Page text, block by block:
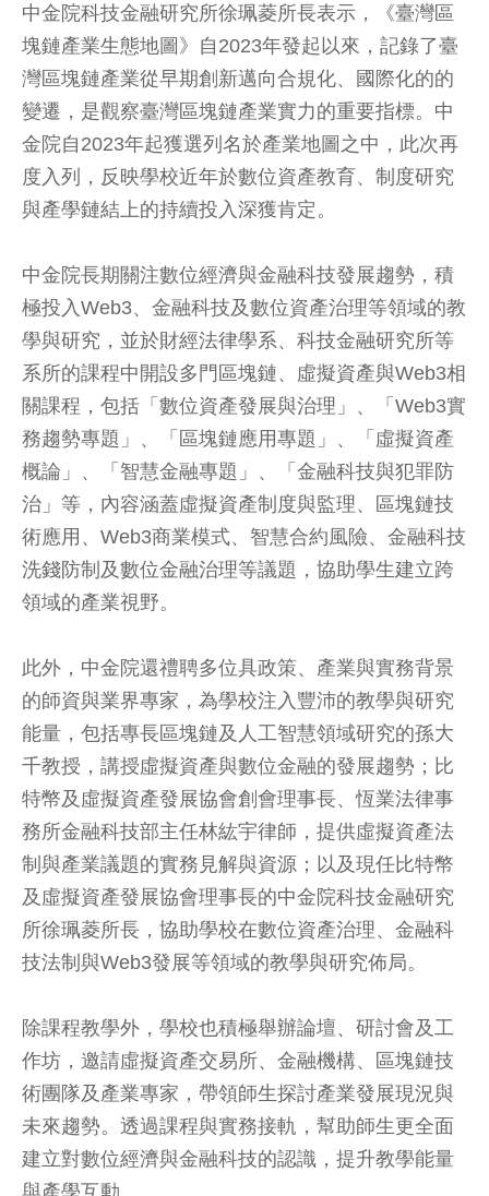
中金院科技金融研究所徐珮菱所長表示，《臺灣區
塊鏈產業生態地圖》自2023年發起以來，記錄了臺
灣區塊鏈產業從早期創新邁向合規化、國際化的的
變遷，是觀察臺灣區塊鏈產業實力的重要指標。中
金院自2023年起獲選列名於產業地圖之中，此次再
度入列，反映學校近年於數位資產教育、制度研究
與產學鏈結上的持續投入深獲肯定。
中金院長期關注數位經濟與金融科技發展趨勢，積
極投入Web3、金融科技及數位資產治理等領域的教
學與研究，並於財經法律學系、科技金融研究所等
系所的課程中開設多門區塊鏈、虛擬資產與Web3相
關課程，包括「數位資產發展與治理」、「Web3實
務趨勢專題」、「區塊鏈應用專題」、「虛擬資產
概論」、「智慧金融專題」、「金融科技與犯罪防
治」等，內容涵蓋虛擬資產制度與監理、區塊鏈技
術應用、Web3商業模式、智慧合約風險、金融科技
洗錢防制及數位金融治理等議題，協助學生建立跨
領域的產業視野。
此外，中金院還禮聘多位具政策、產業與實務背景
的師資與業界專家，為學校注入豐沛的教學與研究
能量，包括專長區塊鏈及人工智慧領域研究的孫大
千教授，講授虛擬資產與數位金融的發展趨勢；比
特幣及虛擬資產發展協會創會理事長、恆業法律事
務所金融科技部主任林紘宇律師，提供虛擬資產法
制與產業議題的實務見解與資源；以及現任比特幣
及虛擬資產發展協會理事長的中金院科技金融研究
所徐珮菱所長，協助學校在數位資產治理、金融科
技法制與Web3發展等領域的教學與研究佈局。
除課程教學外，學校也積極舉辦論壇、研討會及工
作坊，邀請虛擬資產交易所、金融機構、區塊鏈技
術團隊及產業專家，帶領師生探討產業發展現況與
未來趨勢。透過課程與實務接軌，幫助師生更全面
建立對數位經濟與金融科技的認識，提升教學能量
與產學互動。